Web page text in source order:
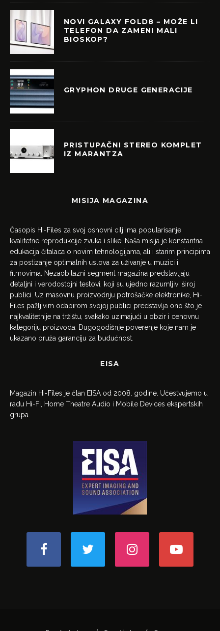
NOVI GALAXY FOLD8 – MOŽE LI
TELEFON DA ZAMENI MALI
BIOSKOP?
GRYPHON DRUGE GENERACIJE
PRISTUPAČNI STEREO KOMPLET
IZ MARANTZA
MISIJA MAGAZINA
Časopis Hi-Files za svoj osnovni cilj ima popularisanje
kvalitetne reprodukcije zvuka i slike. Naša misija je konstantna
edukacija čitalaca o novim tehnologijama, ali i starim principima
za postizanje optimalnih uslova za uživanje u muzici i
filmovima. Nezaobilazni segment magazina predstavljaju
detaljni i verodostojni testovi, koji su ujedno razumljivi široj
publici. Uz masovnu proizvodnju potrošačke elektronike, Hi-
Files pažljivim odabirom svojoj publici predstavlja ono što je
najkvalitetnije na tržištu, svakako uzimajući u obzir i cenovnu
kategoriju proizvoda. Dugogodišnje poverenje koje nam je
ukazano pruža garanciju za budućnost.
EISA
Magazin Hi-Files je član EISA od 2008. godine. Učestvujemo u
radu Hi-Fi, Home Theatre Audio i Mobile Devices ekspertskih
grupa.